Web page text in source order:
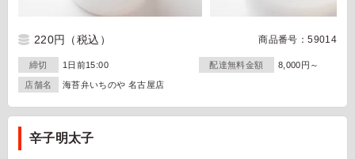
220円 （税込） 商品番号：59014
締切 1日前15:00 配達無料金額 8,000円～
店舗名 海苔弁いちのや 名古屋店
辛子明太子